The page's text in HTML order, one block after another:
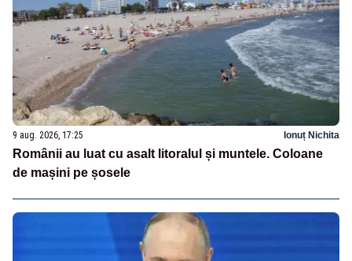
9 aug. 2026, 17:25 Ionuț Nichita
Românii au luat cu asalt litoralul și muntele. Coloane
de mașini pe șosele